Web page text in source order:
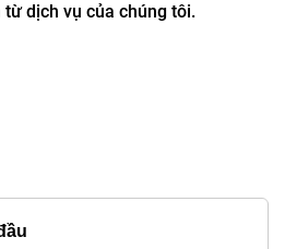
dịch vụ của chúng tôi.